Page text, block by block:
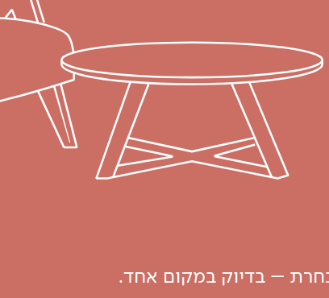
– בדיוק במקום אחד.